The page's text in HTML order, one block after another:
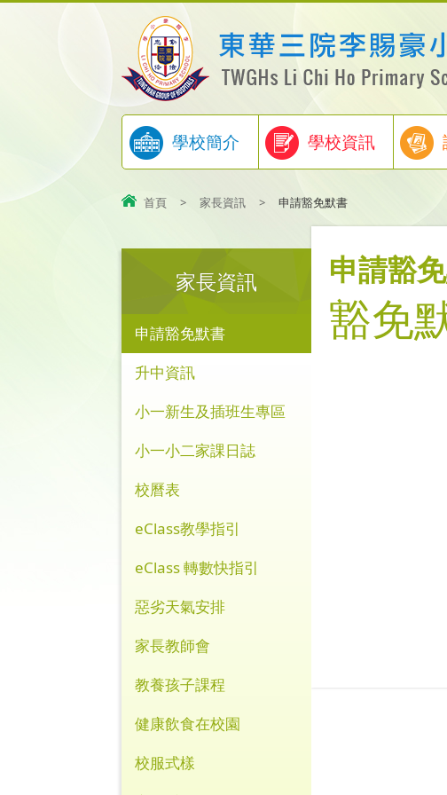
學校簡介 學校資訊
首頁 > 家長資訊 > 申請豁免默書
申請豁
豁免
家長資訊
申請豁免默書
升中資訊
小一新生及插班生專區
小一小二家課日誌
校曆表
eClass教學指引
eClass 轉數快指引
惡劣天氣安排
家長教師會
教養孩子課程
健康飲食在校園
校服式樣